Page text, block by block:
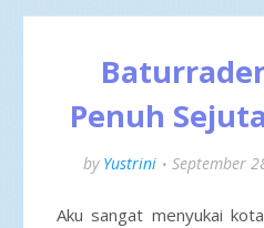
Penuh
by Yustrini September
Aku sangat menyukai